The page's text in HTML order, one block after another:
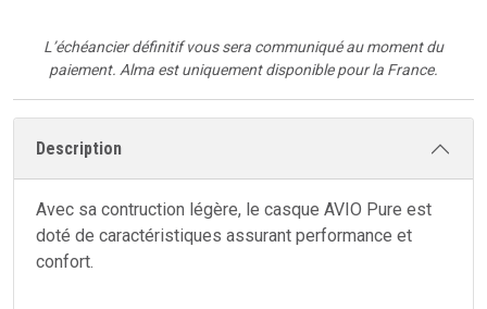
L’échéancier définitif vous sera communiqué au moment du
paiement. Alma est uniquement disponible pour la France.
Description
Avec sa contruction légère, le casque AVIO Pure est
doté de caractéristiques assurant performance et
confort.